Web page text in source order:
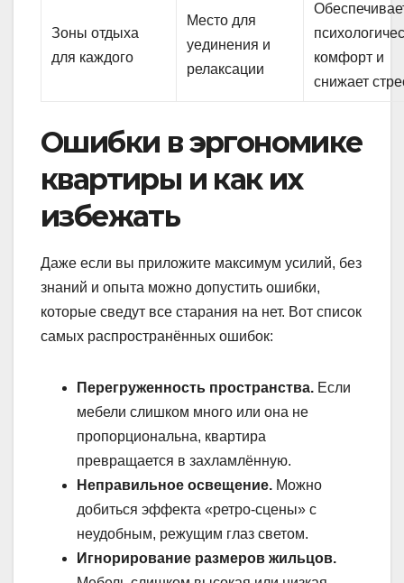
Зоны отдыха
для каждого
Место для
уединения и
релаксации
комфорт и
снижает
Ошибки в эргономике
квартиры и как их
избежать
Даже если вы приложите максимум усилий, без
знаний и опыта можно допустить ошибки,
которые сведут все старания на нет. Вот список
самых распространённых ошибок:
Перегруженность пространства. Если
мебели слишком много или она не
пропорциональна, квартира
превращается в захламлённую.
Неправильное освещение. Можно
добиться эффекта «ретро-сцены» с
неудобным, режущим глаз светом.
Игнорирование размеров жильцов.